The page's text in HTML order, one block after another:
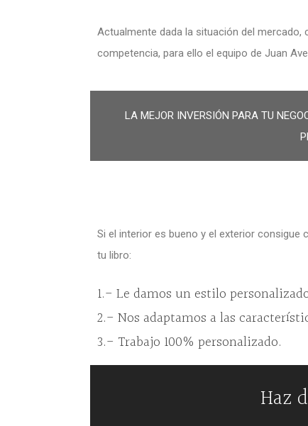
Actualmente dada la situación del
competencia, para ello el equipo de Juan
LA MEJOR INVERSIÓN PARA TU
Si el interior es bueno y el exterior consigue
tu libro:
1.- Le damos un estilo
2.- Nos adaptamos a las
3.- Trabajo 100% personalizado.
Haz